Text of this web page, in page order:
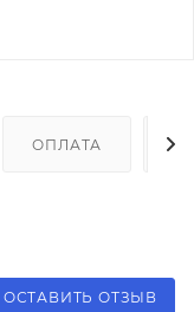
ОПЛАТА
ОСТАВИТЬ ОТЗЫВ